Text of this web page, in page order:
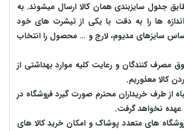
جدول سایزبندی همان کالا ارسال میشوند. به
ها را به دقت با یکی از تیشرت های خود
اساس سایزهای مدیوم، لارج و … محصول را انتخاب
مصرف کنندگان و رعایت کلیه موارد بهداشتی از
کالا معذوریم.
از طرف خریداران محترم صورت گیرد فروشگاه در
عهده نخواهد گرفت.
های متعدد‌ پوشاک و امکان خرید کالا های